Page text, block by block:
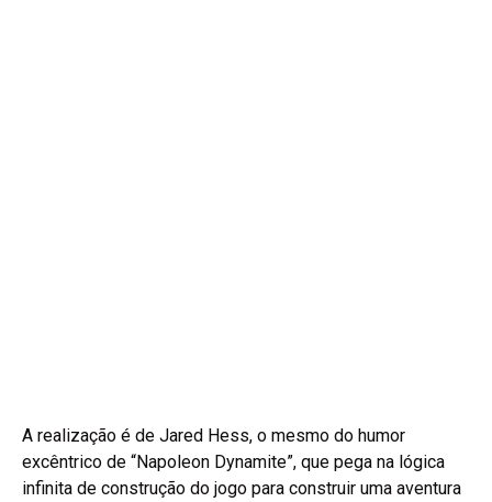
A realização é de Jared Hess, o mesmo do humor
excêntrico de “Napoleon Dynamite”, que pega na lógica
infinita de construção do jogo para construir uma aventura